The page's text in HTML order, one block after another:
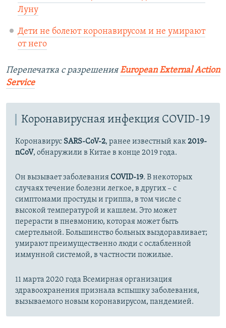
Луну
Дети не болеют коронавирусом и не умирают
от него
Перепечатка с разрешенияEuropean External Action
Service
Коронавирусная инфекция COVID-19
Коронавирус SARS-CoV-2, ранее известный как2019-
nCoV, обнаружили в Китае в конце 2019 года.
Он вызывает заболеванияCOVID-19. В некоторых
случаях течение болезни легкое, в других – с
симптомами простуды и гриппа, в том числе с
высокой температурой и кашлем. Это может
перерасти в пневмонию, которая может быть
смертельной. Большинство больных выздоравливает;
умирают преимущественно люди с ослабленной
иммунной системой, в частности пожилые.
11 марта 2020 года Всемирная организация
здравоохранения признала вспышку заболевания,
вызываемого новым коронавирусом, пандемией.